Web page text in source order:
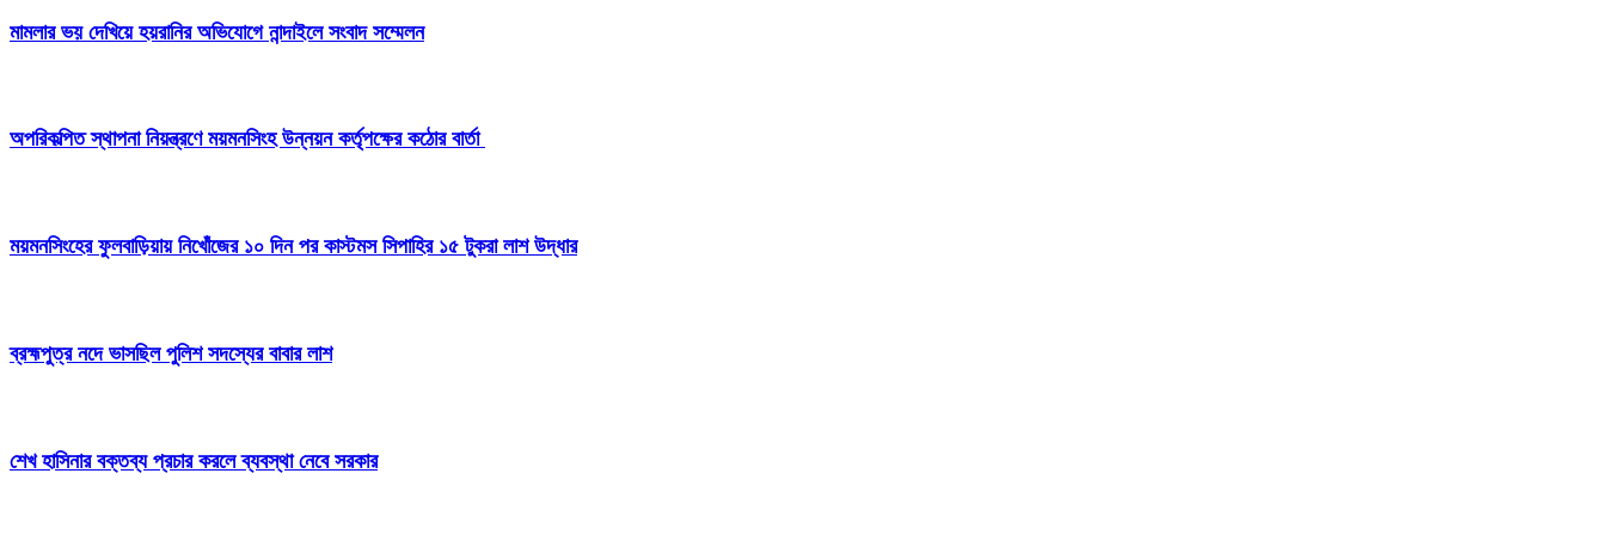
মামলার ভয় দেখিয়ে হয়রানির অভিযোগে নান্দাইলে সংবাদ সম্মেলন
অপরিকল্পিত স্থাপনা নিয়ন্ত্রণে ময়মনসিংহ উন্নয়ন কর্তৃপক্ষের কঠোর বার্তা
ময়মনসিংহের ফুলবাড়িয়ায় নিখোঁজের ১০ দিন পর কাস্টমস সিপাহির ১৫ টুকরা লাশ উদ্ধার
ব্রহ্মপুত্র নদে ভাসছিল পুলিশ সদস্যের বাবার লাশ
শেখ হাসিনার বক্তব্য প্রচার করলে ব্যবস্থা নেবে সরকার